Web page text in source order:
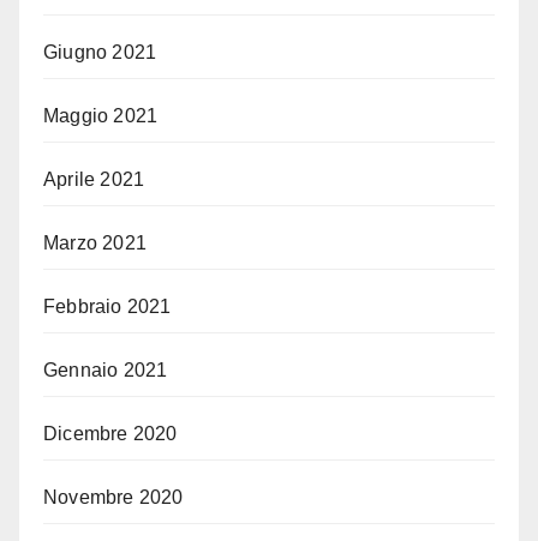
Giugno 2021
Maggio 2021
Aprile 2021
Marzo 2021
Febbraio 2021
Gennaio 2021
Dicembre 2020
Novembre 2020